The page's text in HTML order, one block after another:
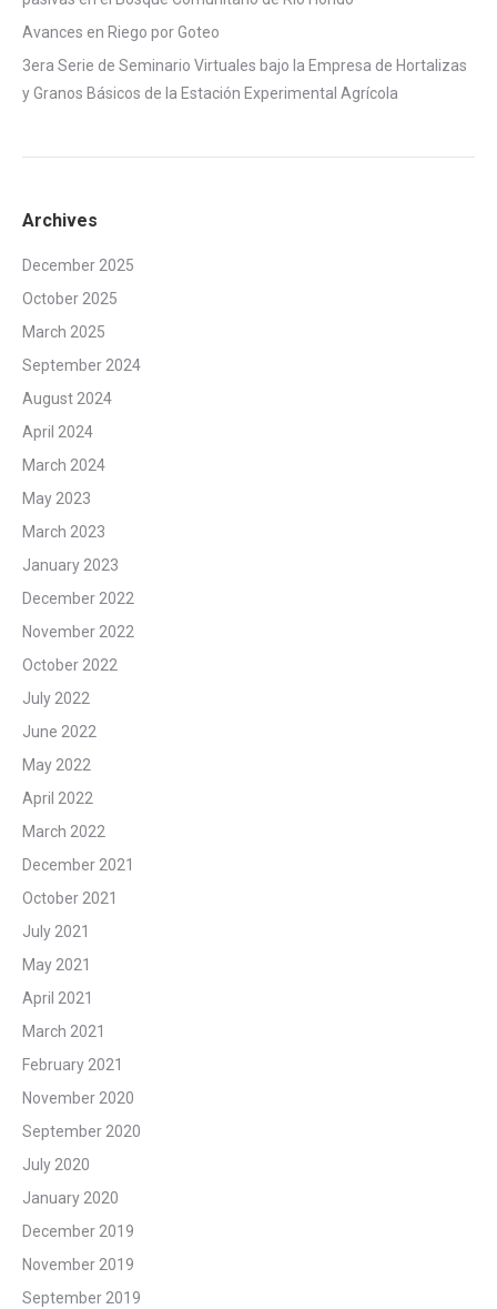
Avances en Riego por Goteo
3era Serie de Seminario Virtuales bajo la Empresa de Hortalizas
y Granos Básicos de la Estación Experimental Agrícola
Archives
December 2025
October 2025
March 2025
September 2024
August 2024
April 2024
March 2024
May 2023
March 2023
January 2023
December 2022
November 2022
October 2022
July 2022
June 2022
May 2022
April 2022
March 2022
December 2021
October 2021
July 2021
May 2021
April 2021
March 2021
February 2021
November 2020
September 2020
July 2020
January 2020
December 2019
November 2019
September 2019